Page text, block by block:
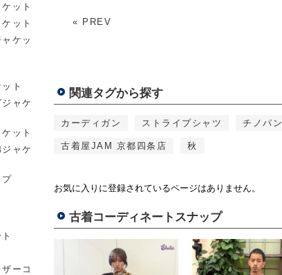
ット
ット
ケッ
ト
ャケ
ット
ャケ
プ
ーコ
« PREV
関連タグから探す
カーディガン ストライプシャツ チノパン
古着屋JAM 京都四条店 秋
お気に入りに登録されているページはありません。
古着コーディネートスナップ